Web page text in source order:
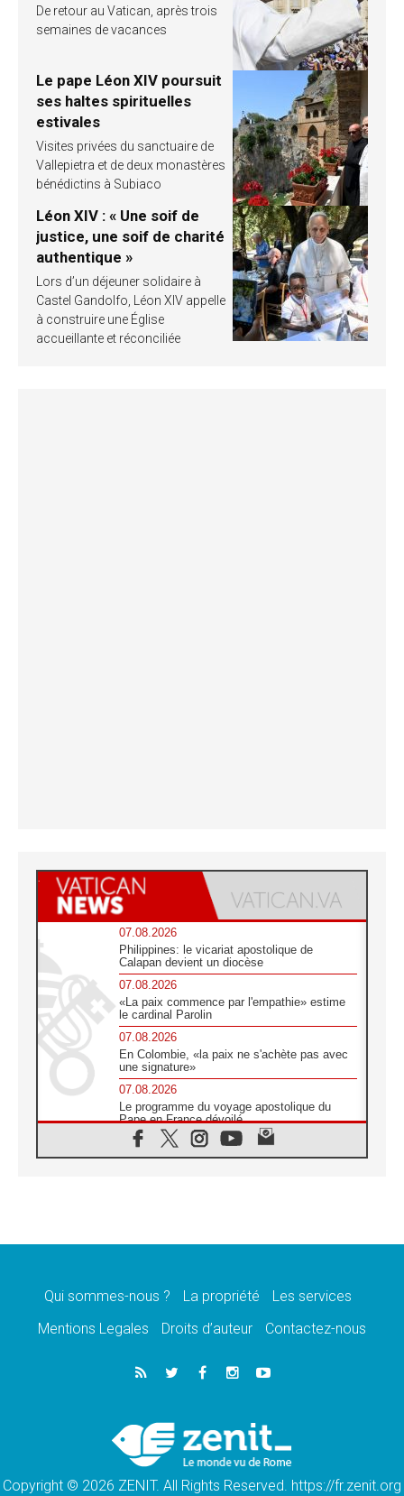
De retour au Vatican, après trois
semaines de vacances
Le pape Léon XIV poursuit
ses haltes spirituelles
estivales
Visites privées du sanctuaire de
Vallepietra et de deux monastères
bénédictins à Subiaco
Léon XIV : « Une soif de
justice, une soif de charité
authentique »
Lors d’un déjeuner solidaire à
Castel Gandolfo, Léon XIV appelle
à construire une Église
accueillante et réconciliée
07.08.2026
Philippines: le vicariat apostolique de
Calapan devient un diocèse
07.08.2026
«La paix commence par l'empathie» estime
le cardinal Parolin
07.08.2026
En Colombie, «la paix ne s'achète pas avec
une signature»
07.08.2026
Le programme du voyage apostolique du
Pape en France dévoilé
07.08.2026
1ère Conférence continentale sur l'éducation
07.08.2026
07.08.2026
lancement des «dix jours de prière pour la
06.08.2026
Préparatifs des JMJ 2027 à Séoul: «c'est
Chrétiens et confucéens: respect et sagesse
pour relever les «défis urgents»
Qui sommes-nous ? La propriété
Les services
Mentions Legales
Droits d’auteur Contactez-nous
Copyright © 2026 ZENIT. All Rights Reserved. https://fr.zenit.org